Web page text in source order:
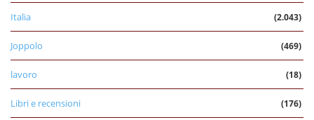
Italia (2.043)
Joppolo (469)
lavoro (18)
Libri e recensioni (176)